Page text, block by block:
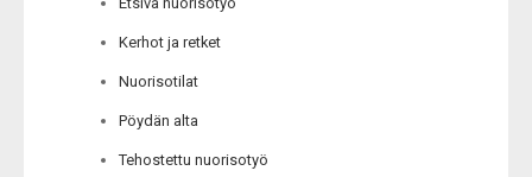
Kerhot ja retket
Nuorisotilat
Pöydän alta
Tehostettu nuorisotyö